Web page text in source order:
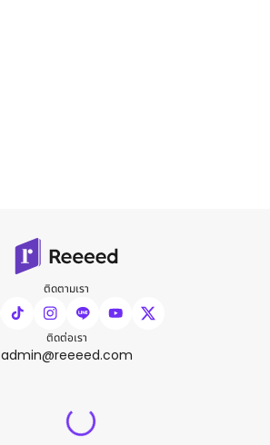
ติดตามเรา
ติดต่อเรา
admin@reeeed.com